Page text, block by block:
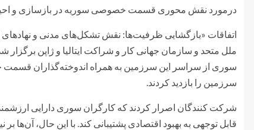
درمورد نقش محوری قسمت خصوصی سوریه در بازسازی و
اتفاقات «بازگشایی ظرفیت‌ها: نقش تشکل‌های مدنی و
ملل متحد و سازمان جهانی کار و شراکت ایتالیا و ژاپن
سوری از سراسر این سرزمین به همراه اندوخته‌گذاران قسمت
سرزمین را بازدید کردند.
شرکت کنندگان اصرار کردند که کارگران سوری دارایی
قابل توجهی به بهبود اقتصادی پشتیبانی کند. با این حال، آن‌ها